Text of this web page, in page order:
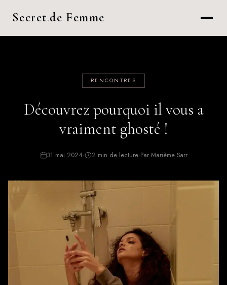
Secret.de Femme
RENCONTRES
Découvrez pourquoi il vous a
vraiment ghosté !
31 mai 2024· 2 min de lecture·Par Marième Sarr